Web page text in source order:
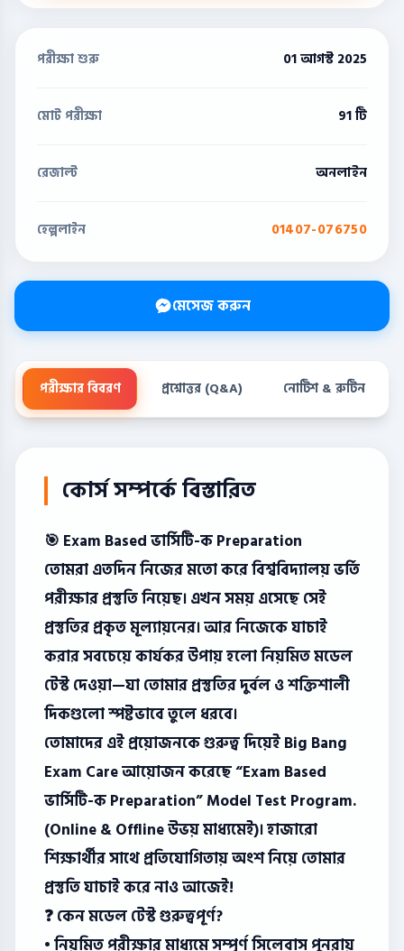
পরীক্ষার বিবরণ প্রশ্নোত্তর (Q&A) নোটিশ & রুটিন
কোর্স সম্পর্কে বিস্তারিত
🎯 Exam Based ভার্সিটি-ক Preparation
তোমরা এতদিন নিজের মতো করে বিশ্ববিদ্যালয় ভর্তি
পরীক্ষার প্রস্তুতি নিয়েছ। এখন সময় এসেছে সেই
প্রস্তুতির প্রকৃত মূল্যায়নের। আর নিজেকে যাচাই
করার সবচেয়ে কার্যকর উপায় হলো নিয়মিত মডেল
টেস্ট দেওয়া—যা তোমার প্রস্তুতির দুর্বল ও শক্তিশালী
দিকগুলো স্পষ্টভাবে তুলে ধরবে।
তোমাদের এই প্রয়োজনকে গুরুত্ব দিয়েই Big Bang
Exam Care আয়োজন করেছে “Exam Based
ভার্সিটি-ক Preparation” Model Test Program.
(Online & Offline উভয় মাধ্যমেই)। হাজারো
শিক্ষার্থীর সাথে প্রতিযোগিতায় অংশ নিয়ে তোমার
প্রস্তুতি যাচাই করে নাও আজেই!
❓ কেন মডেল টেস্ট গুরুত্বপূর্ণ?
• নিয়মিত পরীক্ষার মাধ্যমে সম্পূর্ণ সিলেবাস পুনরায়
পরীক্ষা শুরু 01 আগস্ট 2025
মোট পরীক্ষা 91 টি
রেজাল্ট অনলাইন
হেল্পলাইন 01407-076750
মেসেজ করুন